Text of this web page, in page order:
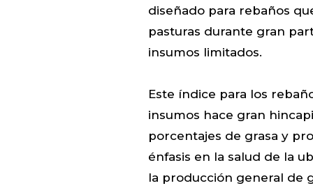
diseñado para rebaños
pasturas durante gran
insumos limitados.
Este índice para los
insumos hace gran
porcentajes de grasa y
énfasis en la salud de la
la producción general de